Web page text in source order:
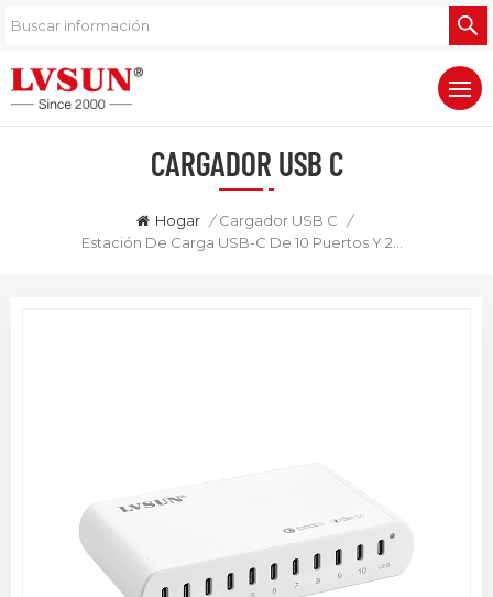
CARGADOR USB C
Hogar / Cargador USB C
/